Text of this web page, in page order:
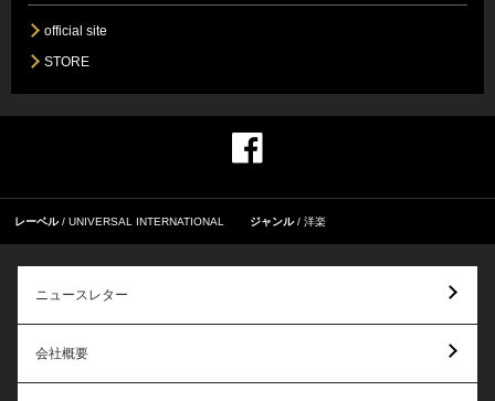
official site
STORE
レーベル UNIVERSAL INTERNATIONAL ジャンル 洋楽
ニュースレター
会社概要